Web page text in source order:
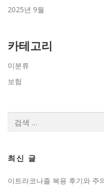
2025년 9월
카테고리
미분류
보험
최신 글
이트라코나졸 복용 후기와 주